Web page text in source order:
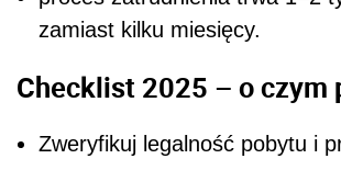
zamiast kilku miesięcy.
Checklist 2025 – o czym
Zweryfikuj legalność pobytu i